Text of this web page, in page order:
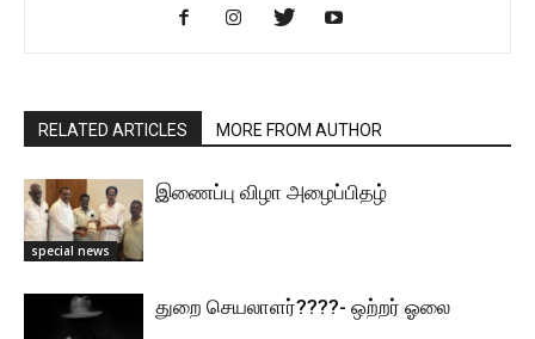
RELATED ARTICLES MORE FROM AUTHOR
special news
இணைப்பு விழா அழைப்பிதழ்
துறை செயலாளர்????- ஒற்றர் ஓலை